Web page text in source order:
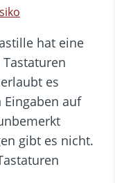
hat eine
es
auf
gibt es nicht.